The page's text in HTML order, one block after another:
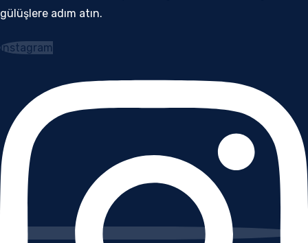
gülüşlere adım atın.
Instagram